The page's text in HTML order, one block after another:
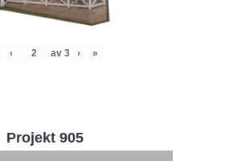
‹ av 3 › »
Projekt 905